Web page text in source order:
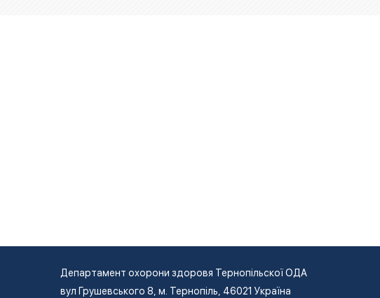
Департамент охорони здоровя Тернопільскої ОДА
вул Грушевського 8, м. Тернопіль, 46021 Україна